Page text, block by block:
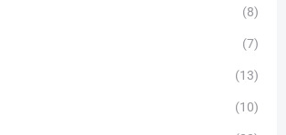
(8)
(7)
(13)
(10)